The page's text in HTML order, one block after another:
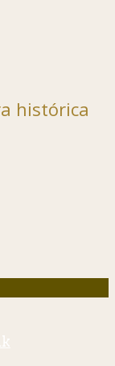
histórica